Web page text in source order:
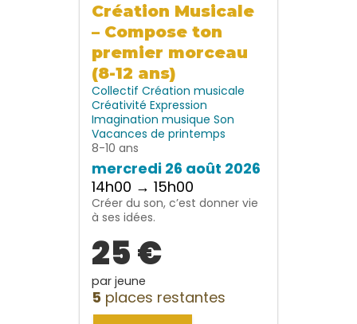
Création Musicale
– Compose ton
premier morceau
(8-12 ans)
Collectif Création musicale
Créativité Expression
Imagination musique Son
Vacances de printemps
8-10 ans
mercredi 26 août 2026
14h00 → 15h00
Créer du son, c’est donner vie
à ses idées.
25 €
par jeune
5 places restantes